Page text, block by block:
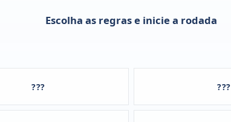
Escolha as regras e inicie a rodada
??? ???